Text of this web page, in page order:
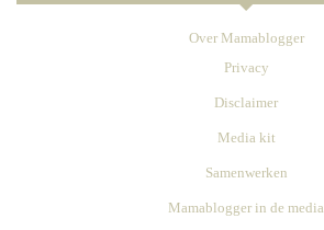
Over Mamablogger
Privacy
Disclaimer
Media kit
Samenwerken
Mamablogger in de media